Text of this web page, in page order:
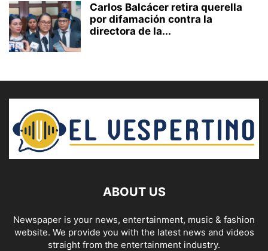
Carlos Balcácer retira querella
por difamación contra la
directora de la...
ABOUT US
Newspaper is your news, entertainment, music & fashion
website. We provide you with the latest news and videos
straight from the entertainment industry.